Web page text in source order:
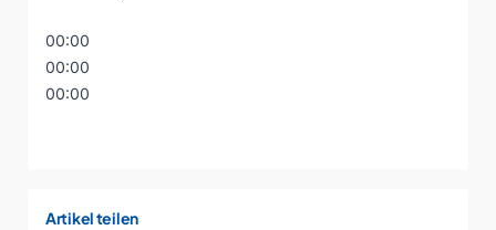
00:00
00:00
00:00
Artikel teilen